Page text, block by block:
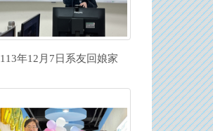
113年12月7日系友回娘家